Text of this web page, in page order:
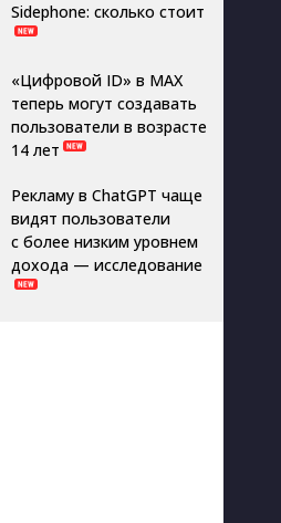
Sidephone: сколько стоит
«Цифровой ID» в MAX
теперь могут создавать
пользователи в возрасте
14 лет
Рекламу в ChatGPT чаще
видят пользователи
с более низким уровнем
дохода — исследование